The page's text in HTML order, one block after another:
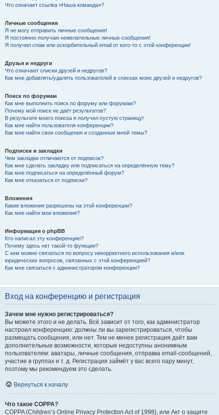
Что означает ссылка «Наша команда»?
Личные сообщения
Я не могу отправить личные сообщения!
Я постоянно получаю нежелательные личные сообщения!
Я получил спам или оскорбительный email от кого-то с этой конференции!
Друзья и недруги
Что означают списки друзей и недругов?
Как мне добавлять/удалять пользователей в списках моих друзей и недругов?
Поиск по форумам
Как мне выполнить поиск по форуму или форумам?
Почему мой поиск не даёт результатов?
В результате моего поиска я получил пустую страницу!
Как мне найти пользователя конференции?
Как мне найти свои сообщения и созданные мной темы?
Подписки и закладки
Чем закладки отличаются от подписок?
Как мне сделать закладку или подписаться на определённую тему?
Как мне подписаться на определённый форум?
Как мне отказаться от подписки?
Вложения
Какие вложения разрешены на этой конференции?
Как мне найти мои вложения?
Информация о phpBB
Кто написал эту конференцию?
Почему здесь нет такой-то функции?
С кем можно связаться по вопросу некорректного использования и/или
юридических вопросов, связанных с этой конференцией?
Как мне связаться с администратором конференции?
Вход на конференцию и регистрация
Зачем мне нужно регистрироваться?
Вы можете этого и не делать. Всё зависит от того, как администратор
настроил конференцию: должны ли вы зарегистрироваться, чтобы
размещать сообщения, или нет. Тем не менее регистрация даёт вам
дополнительные возможности, которые недоступны анонимным
пользователям: аватары, личные сообщения, отправка email-сообщений,
участие в группах и т. д. Регистрация займёт у вас всего пару минут,
поэтому мы рекомендуем это сделать.
Вернуться к началу
Что такое COPPA?
COPPA (Children’s Online Privacy Protection Act of 1998), или Акт о защите